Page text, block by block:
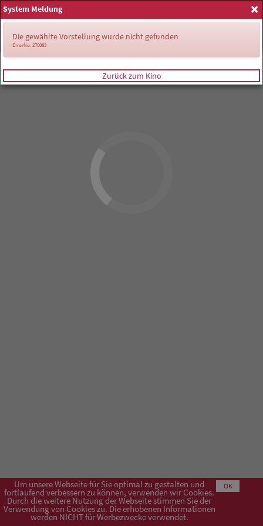
Anmelden
Um unsere Webseite für Sie optimal zu gestalten und
fortlaufend verbessern zu können, verwenden wir Cookies.
Durch die weitere Nutzung der Webseite stimmen Sie der
Verwendung von Cookies zu. Die erhobenen Informationen
werden NICHT für Werbezwecke verwendet.
OK
×
System Meldung
Die gewählte Vorstellung wurde nicht gefunden
ErrorNo. 270083
Zurück zum Kino
Impressum AGB Datenschutzerklärung